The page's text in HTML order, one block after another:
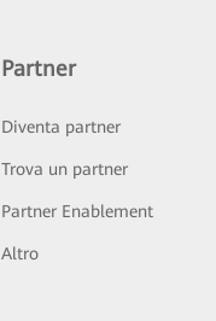
Partner
Diventa partner
Trova un partner
Partner Enablement
Altro